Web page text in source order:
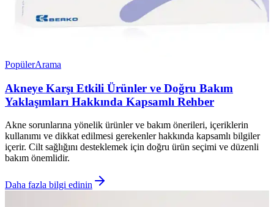
PopülerArama
Akneye Karşı Etkili Ürünler ve Doğru Bakım
Yaklaşımları Hakkında Kapsamlı Rehber
Akne sorunlarına yönelik ürünler ve bakım önerileri, içeriklerin
kullanımı ve dikkat edilmesi gerekenler hakkında kapsamlı bilgiler
içerir. Cilt sağlığını desteklemek için doğru ürün seçimi ve düzenli
bakım önemlidir.
Daha fazla bilgi edinin